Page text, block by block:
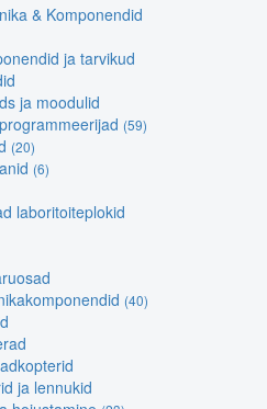
& Komponendid
ja tarvikud
ja moodulid
(59)
(20)
(6)
laboritoiteplokid
(40)
ja lennukid